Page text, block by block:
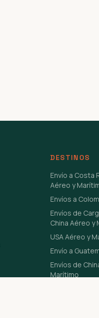
DESTINOS
Envío a Costa
Aéreo y
Envíos a
Envíos de
China Aéreo y
USA Aéreo y
Envío a
Envíos de
Marítimo